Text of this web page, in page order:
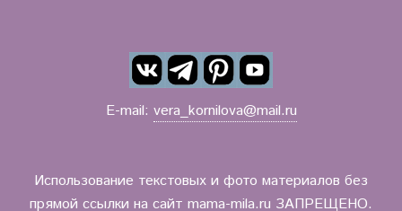
E-mail: vera_kornilova@mail.ru
Использование текстовых и фото материалов без
прямой ссылки на сайт mama-mila.ru ЗАПРЕЩЕНО.